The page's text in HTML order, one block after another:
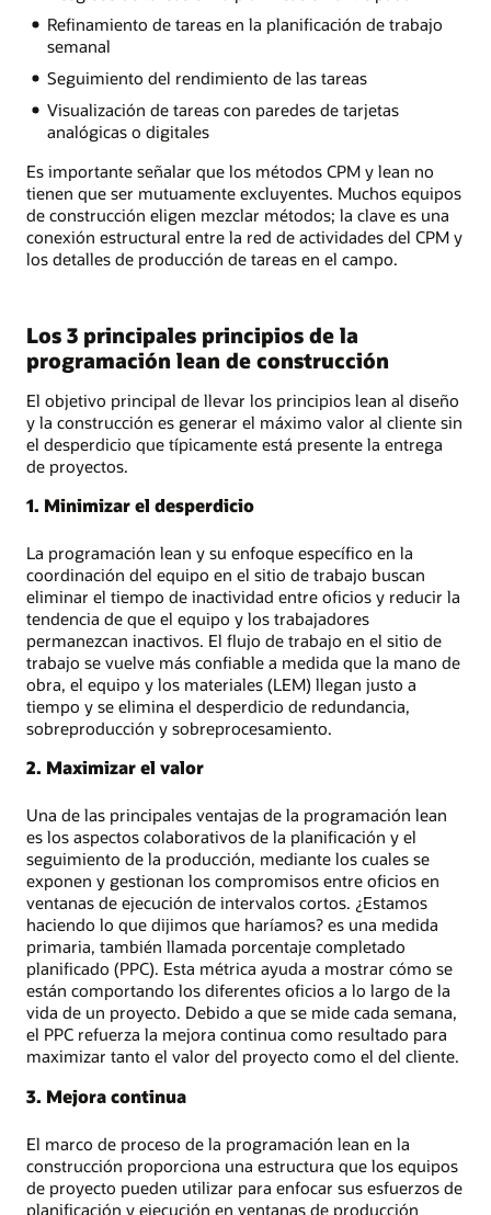
Refinamiento de tareas en la planificación de trabajo
semanal
Seguimiento del rendimiento de las tareas
Visualización de tareas con paredes de tarjetas
analógicas o digitales
Es importante señalar que los métodos CPM y lean no
tienen que ser mutuamente excluyentes. Muchos equipos
de construcción eligen mezclar métodos; la clave es una
conexión estructural entre la red de actividades del CPM y
los detalles de producción de tareas en el campo.
Los 3 principales principios de la
programación lean de construcción
El objetivo principal de llevar los principios lean al diseño
y la construcción es generar el máximo valor al cliente sin
el desperdicio que típicamente está presente la entrega
de proyectos.
1. Minimizar el desperdicio
La programación lean y su enfoque específico en la
coordinación del equipo en el sitio de trabajo buscan
eliminar el tiempo de inactividad entre oficios y reducir la
tendencia de que el equipo y los trabajadores
permanezcan inactivos. El flujo de trabajo en el sitio de
trabajo se vuelve más confiable a medida que la mano de
obra, el equipo y los materiales (LEM) llegan justo a
tiempo y se elimina el desperdicio de redundancia,
sobreproducción y sobreprocesamiento.
2. Maximizar el valor
Una de las principales ventajas de la programación lean
es los aspectos colaborativos de la planificación y el
seguimiento de la producción, mediante los cuales se
exponen y gestionan los compromisos entre oficios en
ventanas de ejecución de intervalos cortos. ¿Estamos
haciendo lo que dijimos que haríamos? es una medida
primaria, también llamada porcentaje completado
planificado (PPC). Esta métrica ayuda a mostrar cómo se
están comportando los diferentes oficios a lo largo de la
vida de un proyecto. Debido a que se mide cada semana,
el PPC refuerza la mejora continua como resultado para
maximizar tanto el valor del proyecto como el del cliente.
3. Mejora continua
El marco de proceso de la programación lean en la
construcción proporciona una estructura que los equipos
de proyecto pueden utilizar para enfocar sus esfuerzos de
planificación y ejecución en ventanas de producción